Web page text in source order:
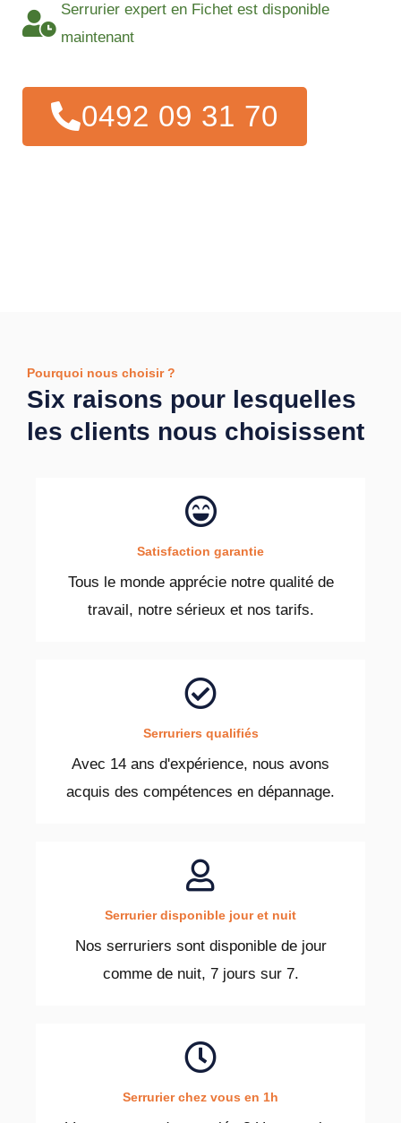
Serrurier expert en Fichet est disponible
maintenant
0492 09 31 70
Pourquoi nous choisir ?
Six raisons pour lesquelles
les clients nous choisissent
Satisfaction garantie
Tous le monde apprécie notre qualité de
travail, notre sérieux et nos tarifs.
Serruriers qualifiés
Avec 14 ans d'expérience, nous avons
acquis des compétences en dépannage.
Serrurier disponible jour et nuit
Nos serruriers sont disponible de jour
comme de nuit, 7 jours sur 7.
Serrurier chez vous en 1h